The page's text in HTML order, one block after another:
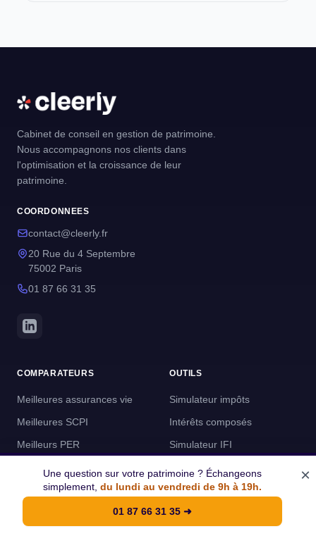
Cabinet de conseil en gestion de patrimoine.
Nous accompagnons nos clients dans
l'optimisation et la croissance de leur
patrimoine.
COORDONNEES
contact@cleerly.fr
20 Rue du 4 Septembre
75002 Paris
01 87 66 31 35
COMPARATEURS
Meilleures assurances vie
Meilleures SCPI
Meilleurs PER
Meilleurs PEA
OUTILS
Simulateur impôts
Intérêts composés
Simulateur IFI
Simulateur PER
Simulateur d'épargne
Une question sur votre patrimoine ? Échangeons
simplement, du lundi au vendredi de 9h à 19h.
01 87 66 31 35 ➜
×